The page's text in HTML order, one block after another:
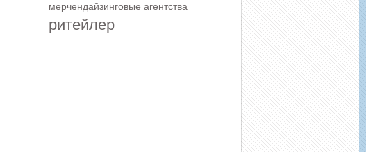
мерчендайзинговые агентства
ритейлер